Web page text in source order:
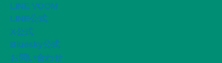
LINE VOOM
LINE公式
X公式
Bluesky公式
お問い合わせ